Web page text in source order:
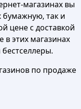
магазинах вы
бумажную, так и
цене с доставкой
в этих магазинах
по продаже